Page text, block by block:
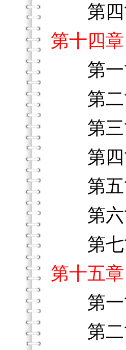
第四
第十四
第一
第二
第三
第四
第五
第六
第七
第十五
第一
第二